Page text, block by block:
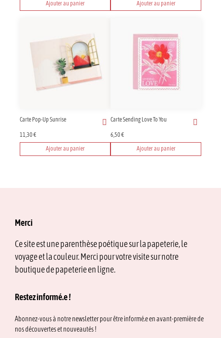
Ajouter au panier Ajouter au panier
Carte Pop-Up Sunrise
11,30€
Ajouter au panier
Carte Sending Love To You
6,50€
Ajouter au panier
Merci
Ce site est une parenthèse poétique sur la papeterie, le
voyage et la couleur. Merci pour votre visite sur notre
boutique de papeterie en ligne.
Restez informé.e !
Abonnez-vous à notre newsletter pour être informé.e en avant-première de
nos découvertes et nouveautés !